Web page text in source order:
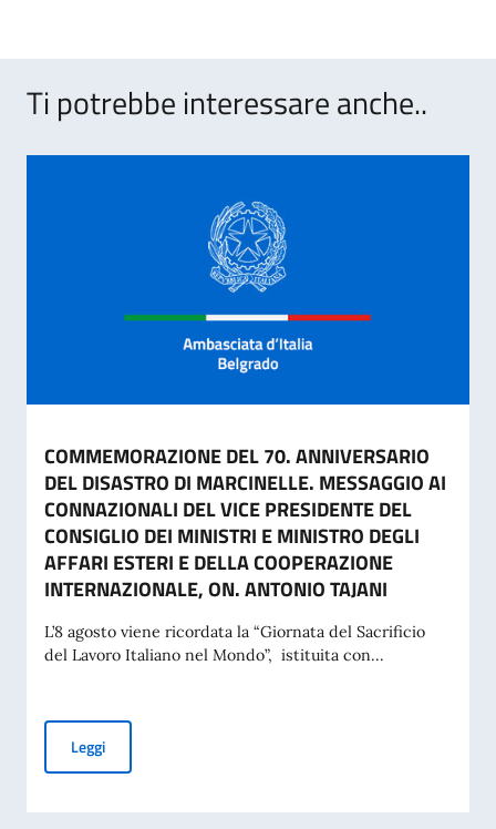
Ti potrebbe interessare anche..
COMMEMORAZIONE DEL 70. ANNIVERSARIO
DEL DISASTRO DI MARCINELLE. MESSAGGIO AI
CONNAZIONALI DEL VICE PRESIDENTE DEL
CONSIGLIO DEI MINISTRI E MINISTRO DEGLI
AFFARI ESTERI E DELLA COOPERAZIONE
INTERNAZIONALE, ON. ANTONIO TAJANI
L’8 agosto viene ricordata la “Giornata del Sacrificio
del Lavoro Italiano nel Mondo”, istituita con...
LeggiCOMMEMORAZIONE DEL 70. ANNIVERSARIO DEL